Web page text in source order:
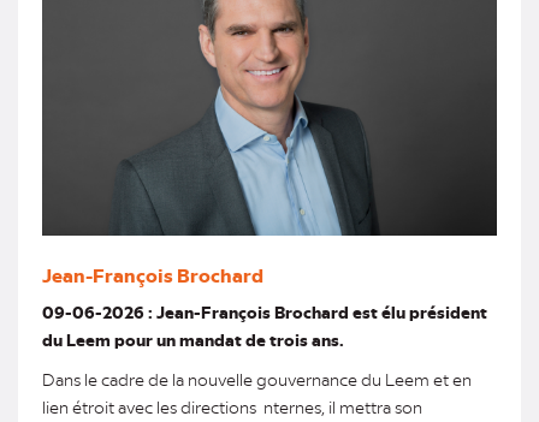
Jean-François Brochard
09-06-2026 : Jean-François Brochard est élu président
du Leem pour un mandat de trois ans.
Dans le cadre de la nouvelle gouvernance du Leem et en
lien étroit avec les directions nternes, il mettra son